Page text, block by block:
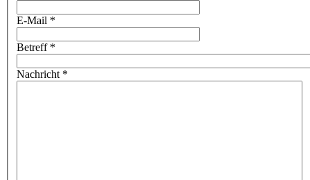
E-Mail *
Betreff*
Nachricht *